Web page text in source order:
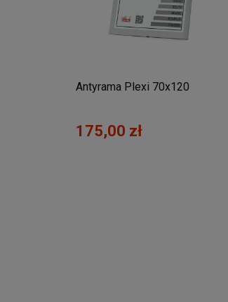
Antyrama Plexi 70x120
175,00 zł